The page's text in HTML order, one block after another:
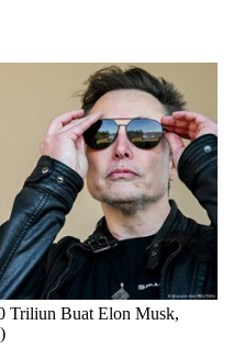
Triliun Buat Elon Musk,